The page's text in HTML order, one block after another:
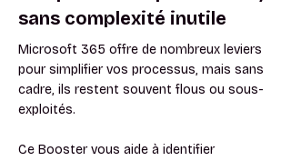
sans complexité inutile
Microsoft 365 offre de nombreux leviers
pour simplifier vos processus, mais sans
cadre, ils restent souvent flous ou sous-
exploités.
Ce Booster vous aide à identifier